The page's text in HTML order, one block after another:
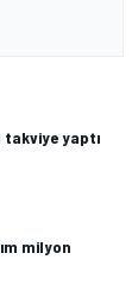
takviye yaptı
milyon